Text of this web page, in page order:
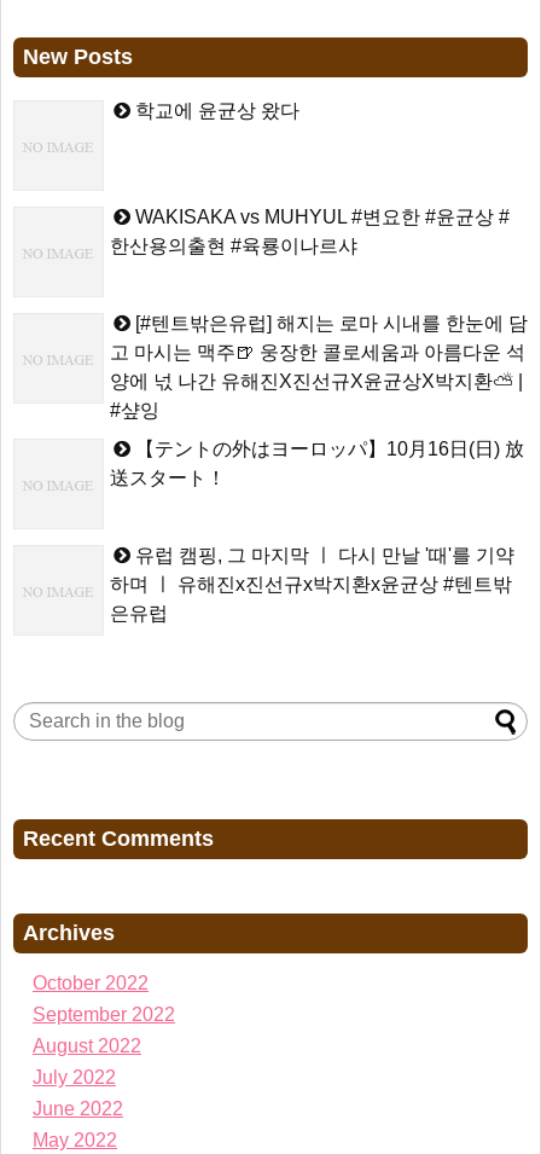
New Posts
학교에 윤균상 왔다
WAKISAKA vs MUHYUL #변요한 #윤균상 #
한산용의출현 #육룡이나르샤
[#텐트밖은유럽] 해지는 로마 시내를 한눈에 담
고 마시는 맥주🍺 웅장한 콜로세움과 아름다운 석
양에 넋 나간 유해진X진선규X윤균상X박지환⛅ |
#샾잉
【テントの外はヨーロッパ】10月16日(日) 放
送スタート！
유럽 캠핑, 그 마지막 ㅣ 다시 만날 '때'를 기약
하며 ㅣ 유해진x진선규x박지환x윤균상 #텐트밖
은유럽
Recent Comments
Archives
October 2022
September 2022
August 2022
July 2022
June 2022
May 2022